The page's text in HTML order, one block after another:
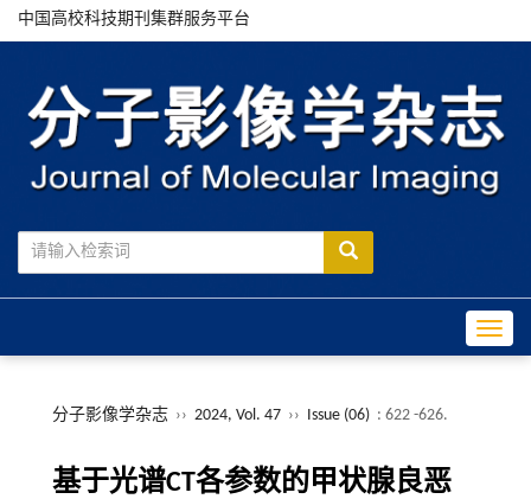
中国高校科技期刊集群服务平台
分子影像学杂志 ›› 2024, Vol. 47 ›› Issue (06) : 622 -626.
基于光谱CT各参数的甲状腺良恶